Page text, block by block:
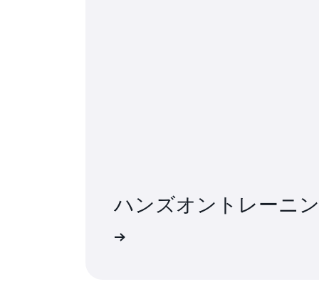
ハンズオントレーニ